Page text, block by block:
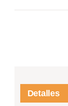
Detalles